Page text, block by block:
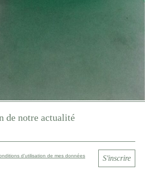
de notre actualité
d’utilisation de mes données
S'inscrire